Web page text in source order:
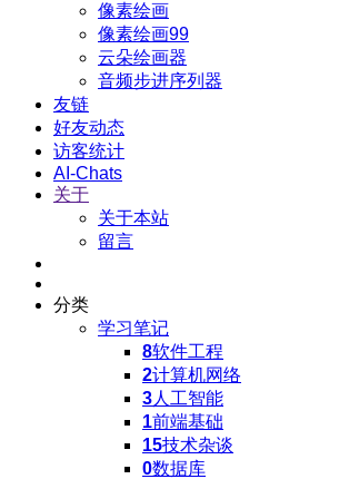
像素绘画
像素绘画99
云朵绘画器
音频步进序列器
友链
好友动态
访客统计
AI-Chats
关于
关于本站
留言
分类
学习笔记
8软件工程
2计算机网络
3人工智能
1前端基础
15技术杂谈
0数据库